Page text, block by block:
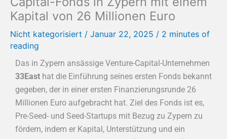
Kapital von 26 Millionen Euro
Nicht kategorisiert / Januar 22, 2025 / 2 minutes of
reading
Das in Zypern ansässige Venture-Capital-Unternehmen
33East hat die Einführung seines ersten Fonds bekannt
gegeben, der in einer ersten Finanzierungsrunde 26
Millionen Euro aufgebracht hat. Ziel des Fonds ist es,
Pre-Seed- und Seed-Startups mit Bezug zu Zypern zu
fördern, indem er Kapital, Unterstützung und ein